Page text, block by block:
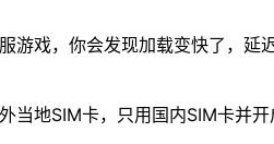
游戏，你会发现加载变快了，延
地SIM卡，只用国内SIM卡并